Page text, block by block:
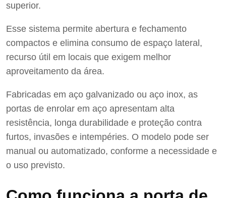
superior.
Esse sistema permite abertura e fechamento
compactos e elimina consumo de espaço lateral,
recurso útil em locais que exigem melhor
aproveitamento da área.
Fabricadas em aço galvanizado ou aço inox, as
portas de enrolar em aço apresentam alta
resistência, longa durabilidade e proteção contra
furtos, invasões e intempéries. O modelo pode ser
manual ou automatizado, conforme a necessidade e
o uso previsto.